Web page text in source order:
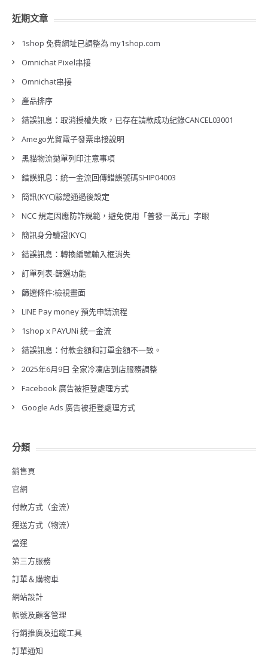
近期文章
1shop 免費網址已調整為 my1shop.com
Omnichat Pixel串接
Omnichat串接
產品排序
錯誤訊息：取消授權失敗，已存在請款成功紀錄CANCEL03001
Amego光貿電子發票串接說明
黑貓物流拋單列印注意事項
錯誤訊息：統一金流回傳錯誤號碼SHIP04003
簡訊(KYC)驗證通過後設定
NCC 規定因應防詐規範，避免使用「普發一萬元」字眼
簡訊身分驗證(KYC)
錯誤訊息：轉換編號輸入框消失
訂單列表-篩選功能
篩選條件:檢視畫面
LINE Pay money 預先申請流程
1shop x PAYUNi 統一金流
錯誤訊息：付款金額和訂單金額不一致。
2025年6月9日 全家冷凍店到店服務調整
Facebook 廣告被拒登處理方式
Google Ads 廣告被拒登處理方式
分類
銷售頁
官網
付款方式（金流）
運送方式（物流）
營運
第三方服務
訂單＆購物車
網站設計
帳號及顧客管理
行銷推廣及追蹤工具
訂單通知